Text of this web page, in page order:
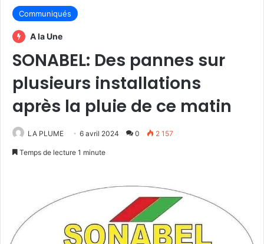
Communiqués
A la Une
SONABEL: Des pannes sur
plusieurs installations
après la pluie de ce matin
LA PLUME 6 avril 2024 0 2 157
Temps de lecture 1 minute